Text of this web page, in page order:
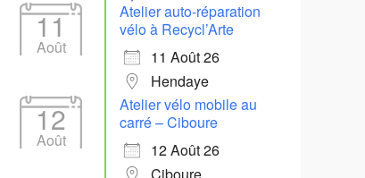
11
Août
Atelier auto-réparation
vélo à Recycl’Arte
11 Août 26
Hendaye
12
Août
Atelier vélo mobile au
carré – Ciboure
12 Août 26